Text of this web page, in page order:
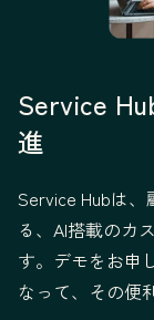
Service
進
Service Hubは
る、AI搭載のカ
す。デモをお申
なって、その便